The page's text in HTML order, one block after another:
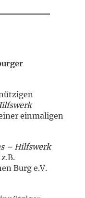
einmaligen
– Hilfswerk
Burg e.V.